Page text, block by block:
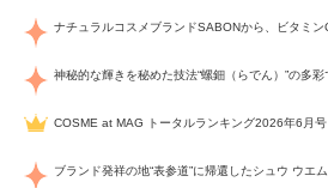
COSME at MAG トータルランキング2026年6月号